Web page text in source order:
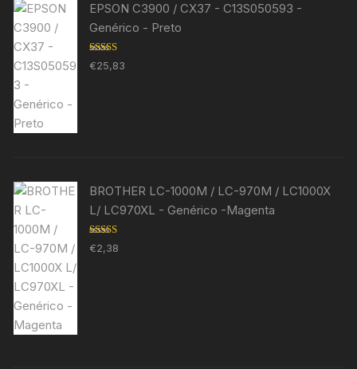
EPSON C3900 / CX37 - C13S050593 -
Genérico - Preto
Avaliação
5.00de 5
€25,83
BROTHER LC-1000M / LC-970M / LC1000X
L/ LC970XL - Genérico -Magenta
Avaliação
5.00de 5
€2,38